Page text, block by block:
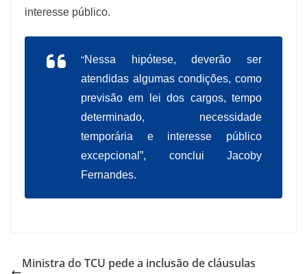
interesse público.
“Nessa hipótese, deverão ser
atendidas algumas condições, como
previsão em lei dos cargos, tempo
determinado, necessidade
temporária e interesse público
excepcional”, conclui Jacoby
Fernandes.
Ministra do TCU pede a inclusão de cláusulas